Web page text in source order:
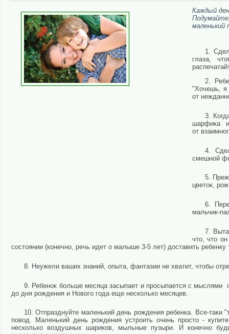
Каждый
маленький
1.
глаза,
2.
"Хочешь, я
от
3.
шарфика и
от
4.
смешной
5.
цветок,
6.
мальчик-
7.
что, что
состоянии (конечно, речь идет о малыше 3-5 лет) доставить ребенку
8. Неужели ваших знаний, опыта, фантазии не хватит, чтобы
9. Ребенок больше месяца засыпает и просыпается с мыслями
до дня рождения и Нового года еще несколько месяцев.
10. Отпразднуйте маленький день рождения ребенка. Все-
повод. Маленький день рождения устроить очень просто -
несколько воздушных шариков, мыльные пузыри. И конечно